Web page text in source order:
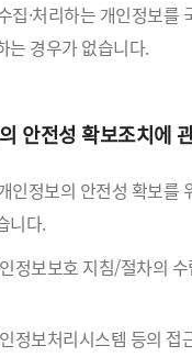
·처리하는 개인정보를
는 경우가 없습니다.
안전성 확보조치에
정보의 안전성 확보를
니다.
정보보호 지침/절차의 수
정보처리시스템 등의 접